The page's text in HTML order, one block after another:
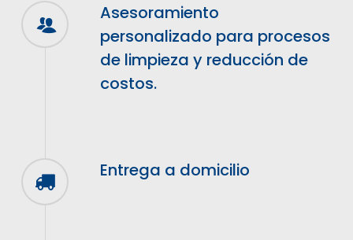
Asesoramiento
personalizado para procesos
de limpieza y reducción de
costos.
Entrega a domicilio